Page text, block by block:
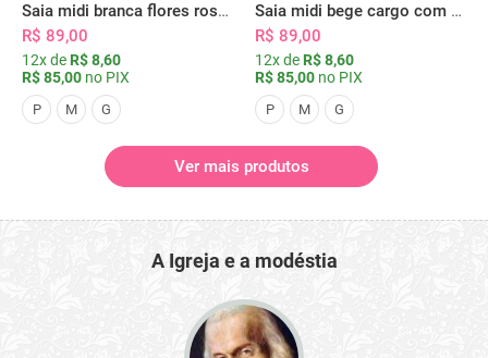
Saia midi branca flores rosas com bolsos
R$ 89,00
12x de R$ 8,60
R$ 85,00 no PIX
P M G
Saia midi bege cargo com bolsos
R$ 89,00
12x de R$ 8,60
R$ 85,00 no PIX
P M G
Ver mais produtos
A Igreja e a modéstia